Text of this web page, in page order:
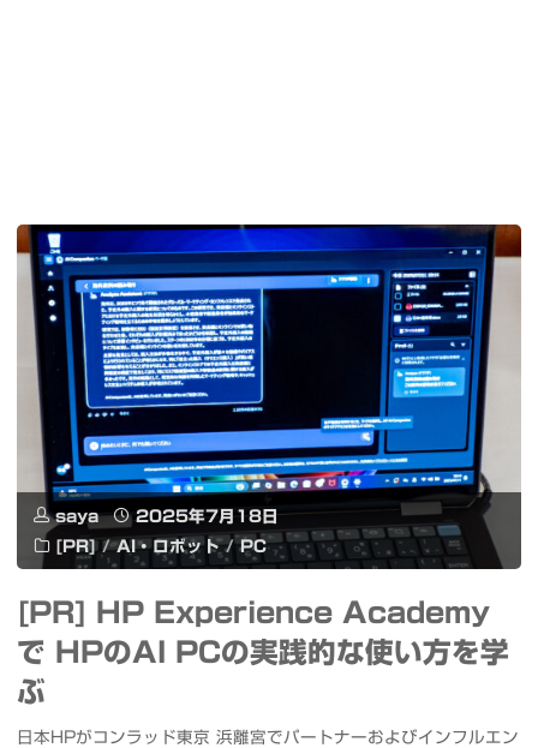
saya
2025年7月18日
[PR]
/ AI・ロボット / PC
[PR] HP Experience Academy
で HPのAI PCの実践的な使い方を学
ぶ
日本HPがコンラッド東京 浜離宮でパートナーおよびインフルエン